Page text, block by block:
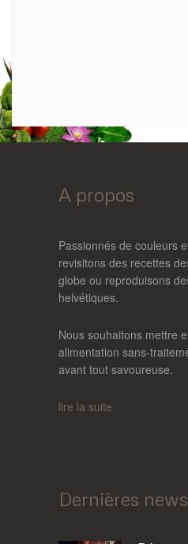
A propos
Passionnés de couleurs
revisitons des recettes
globe ou reproduisons
helvétiques.
Nous souhaitons mettre
alimentation sans-
avant tout savoureuse.
lire la suite
Dernières news